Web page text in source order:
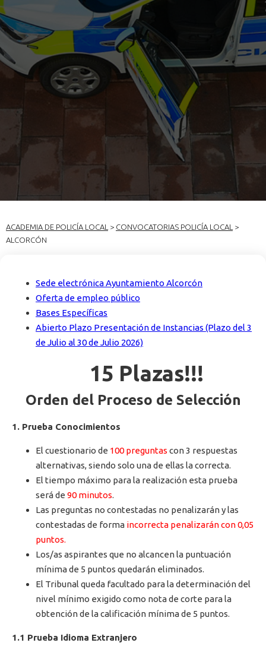
ACADEMIA DE POLICÍA LOCAL > CONVOCATORIAS POLICÍA LOCAL >
ALCORCÓN
Sede electrónica Ayuntamiento Alcorcón
Oferta de empleo público
Bases Específicas
Abierto Plazo Presentación de Instancias (Plazo del 3
de Julio al 30 de Julio 2026)
15 Plazas!!!
Orden del Proceso de Selección
1. Prueba Conocimientos
El cuestionario de 100 preguntas con 3 respuestas
alternativas, siendo solo una de ellas la correcta.
El tiempo máximo para la realización esta prueba
será de 90 minutos.
Las preguntas no contestadas no penalizarán y las
contestadas de forma incorrecta penalizarán con 0,05
puntos.
Los/as aspirantes que no alcancen la puntuación
mínima de 5 puntos quedarán eliminados.
El Tribunal queda facultado para la determinación del
nivel mínimo exigido como nota de corte para la
obtención de la calificación mínima de 5 puntos.
1.1 Prueba Idioma Extranjero